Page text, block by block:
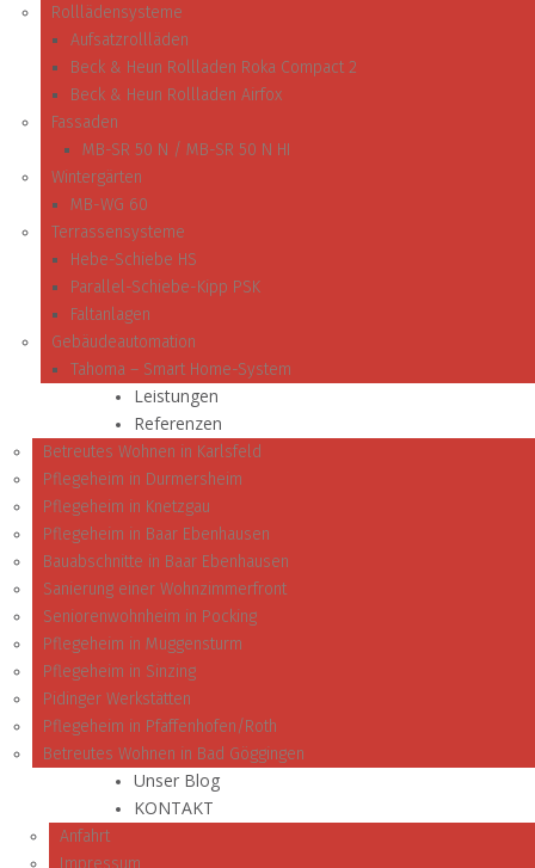
Rolllädensysteme
Aufsatzrollläden
Beck & Heun Rollladen Roka Compact 2
Beck & Heun Rollladen Airfox
Fassaden
MB-SR 50 N / MB-SR 50 N HI
Wintergärten
MB-WG 60
Terrassensysteme
Hebe-Schiebe HS
Parallel-Schiebe-Kipp PSK
Faltanlagen
Gebäudeautomation
Tahoma – Smart Home-System
Leistungen
Referenzen
Betreutes Wohnen in Karlsfeld
Pflegeheim in Durmersheim
Pflegeheim in Knetzgau
Pflegeheim in Baar Ebenhausen
Bauabschnitte in Baar Ebenhausen
Sanierung einer Wohnzimmerfront
Seniorenwohnheim in Pocking
Pflegeheim in Muggensturm
Pflegeheim in Sinzing
Pidinger Werkstätten
Pflegeheim in Pfaffenhofen/Roth
Betreutes Wohnen in Bad Göggingen
Unser Blog
KONTAKT
Anfahrt
Impressum